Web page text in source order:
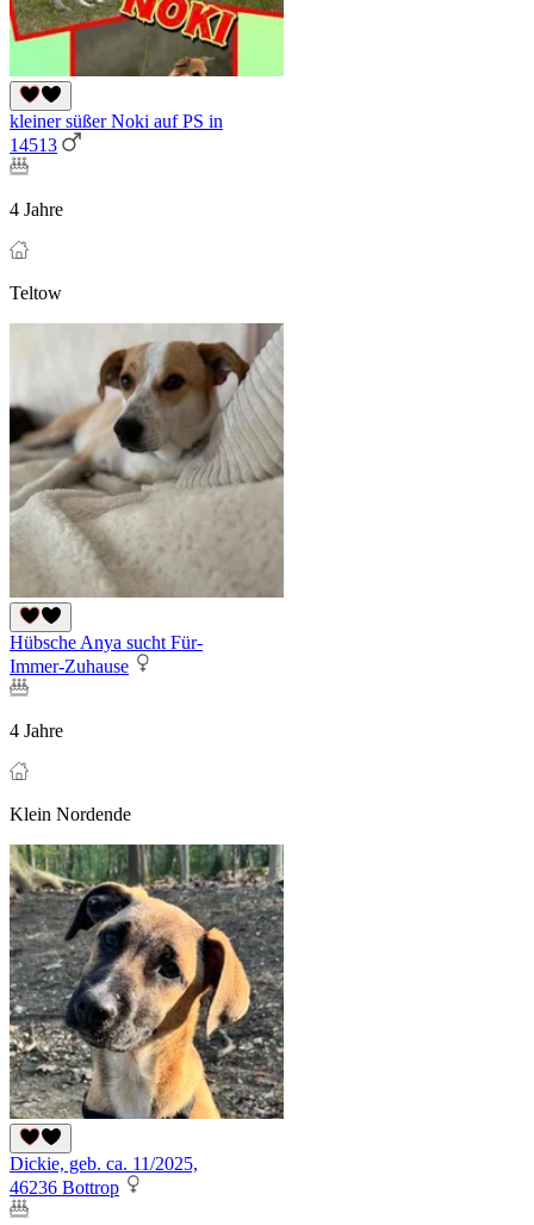
kleiner süßer Noki auf PS in
14513
4 Jahre
Teltow
Hübsche Anya sucht Für-
Immer-Zuhause
4 Jahre
Klein Nordende
Dickie, geb. ca. 11/2025,
46236 Bottrop